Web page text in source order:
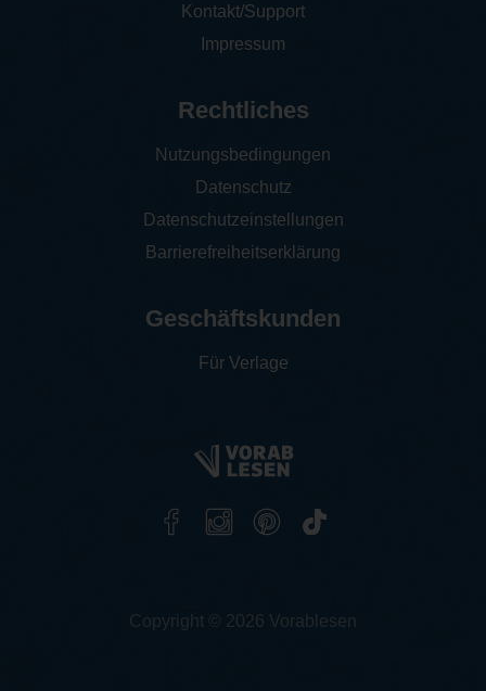
Kontakt/Support
Impressum
Rechtliches
Nutzungsbedingungen
Datenschutz
Datenschutzeinstellungen
Barrierefreiheitserklärung
Geschäftskunden
Für Verlage
Copyright © 2026 Vorablesen